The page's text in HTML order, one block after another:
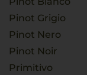
Pinot Grigio
Pinot Nero
Pinot Noir
Primitivo